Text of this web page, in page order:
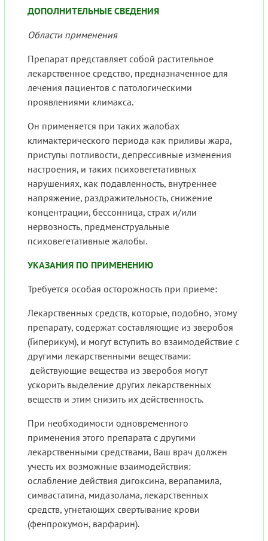
ДОПОЛНИТЕЛЬНЫЕ СВЕДЕНИЯ
Области применения
Препарат представляет собой растительное
лекарственное средство, предназначенное для
лечения пациентов с патологическими
проявлениями климакса.
Он применяется при таких жалобах
климактерического периода как приливы жара,
приступы потливости, депрессивные изменения
настроения, и таких психовегетативных
нарушениях, как подавленность, внутреннее
напряжение, раздражительность, снижение
концентрации, бессонница, страх и/или
нервозность, предменструальные
психовегетативные жалобы.
УКАЗАНИЯ ПО ПРИМЕНЕНИЮ
Требуется особая осторожность при приеме:
Лекарственных средств, которые, подобно, этому
препарату, содержат составляющие из зверобоя
(Гиперикум), и могут вступить во взаимодействие с
другими лекарственными веществами:
действующие вещества из зверобоя могут
ускорить выделение других лекарственных
веществ и этим снизить их действенность.
При необходимости одновременного
применения этого препарата с другими
лекарственными средствами, Ваш врач должен
учесть их возможные взаимодействия:
ослабление действия дигоксина, верапамила,
симвастатина, мидазолама, лекарственных
средств, угнетающих свертывание крови
(фенпрокумон, варфарин).